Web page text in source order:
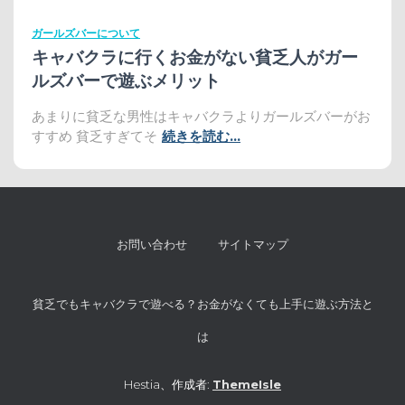
ガールズバーについて
キャバクラに行くお金がない貧乏人がガー
ルズバーで遊ぶメリット
あまりに貧乏な男性はキャバクラよりガールズバーがお
すすめ 貧乏すぎてそ 続きを読む…
お問い合わせ サイトマップ
貧乏でもキャバクラで遊べる？お金がなくても上手に遊ぶ方法と
は
Hestia、作成者: ThemeIsle